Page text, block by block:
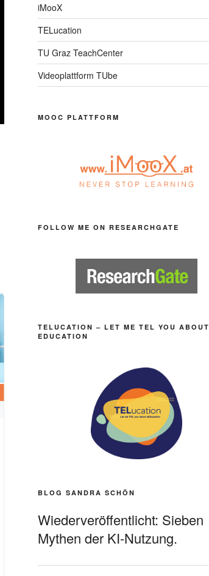
iMooX
TELucation
TU Graz TeachCenter
Videoplattform TUbe
MOOC PLATTFORM
FOLLOW ME ON RESEARCHGATE
TELUCATION – LET ME TEL YOU ABOUT
EDUCATION
BLOG SANDRA SCHÖN
Wiederveröffentlicht: Sieben
Mythen der KI-Nutzung.